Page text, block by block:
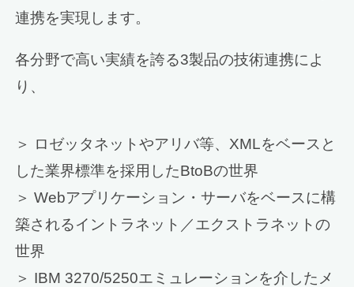
連携を実現します。
各分野で高い実績を誇る3製品の技術連携によ
り、
＞ ロゼッタネットやアリバ等、XMLをベースと
した業界標準を採用したBtoBの世界
＞ Webアプリケーション・サーバをベースに構
築されるイントラネット／エクストラネットの
世界
＞ IBM 3270/5250エミュレーションを介したメ